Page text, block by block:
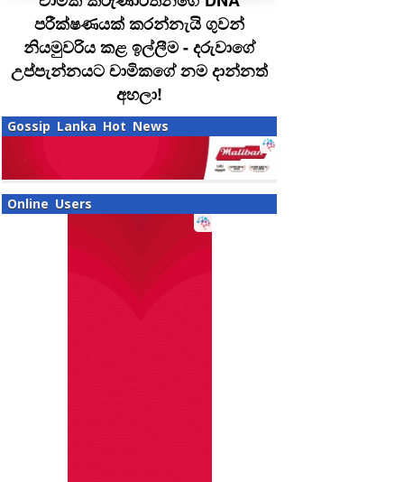
පරීක්ෂණයක් කරන්නැයි ගුවන්
නියමුවරිය කළ ඉල්ලීම - දරුවාගේ
උප්පැන්නයට චාමිකගේ නම දාන්නත්
අහලා!
Gossip Lanka Hot News
Online Users